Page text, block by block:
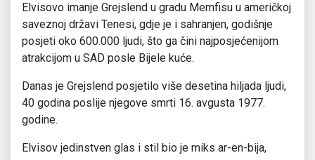
Elvisovo imanje Grejslend u gradu Memfisu u američkoj
saveznoj državi Tenesi, gdje je i sahranjen, godišnje
posjeti oko 600.000 ljudi, što ga čini najposjećenijom
atrakcijom u SAD posle Bijele kuće.
Danas je Grejslend posjetilo više desetina hiljada ljudi,
40 godina poslije njegove smrti 16. avgusta 1977.
godine.
Elvisov jedinstven glas i stil bio je miks ar-en-bija,